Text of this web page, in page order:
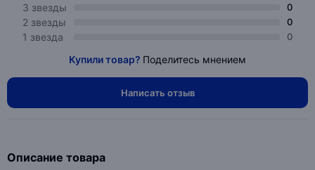
3 звезды 0
2 звезды 0
1 звезда 0
Купили товар? Поделитесь мнением
Написать отзыв
Описание товара